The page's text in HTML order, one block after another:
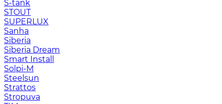
S-tank
STOUT
SUPERLUX
Sanha
Siberia
Siberia Dream
Smart Install
Solpi-M
Steelsun
Strattos
Stropuva